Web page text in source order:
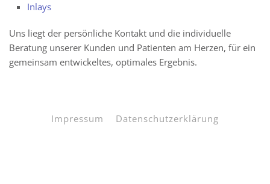
Inlays
Uns liegt der persönliche Kontakt und die individuelle
Beratung unserer Kunden und Patienten am Herzen, für ein
gemeinsam entwickeltes, optimales Ergebnis.
Impressum Datenschutzerklärung